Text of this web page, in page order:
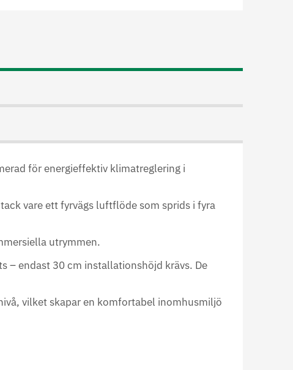
för energieffektiv klimatreglering i
vare ett fyrvägs luftflöde som sprids i fyra
utrymmen.
– endast 30 cm installationshöjd krävs. De
vilket skapar en komfortabel inomhusmiljö